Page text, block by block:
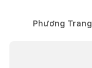
Phương Trang